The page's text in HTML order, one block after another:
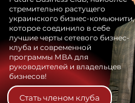
стремительно растущего
украинского бизнес-комьюнити,
которое соединило в себе
лучшие черты сетевого бизнес-
клуба и современной
программы МВА для
руководителей и владельцев
бизнесов!
Стать членом клуба